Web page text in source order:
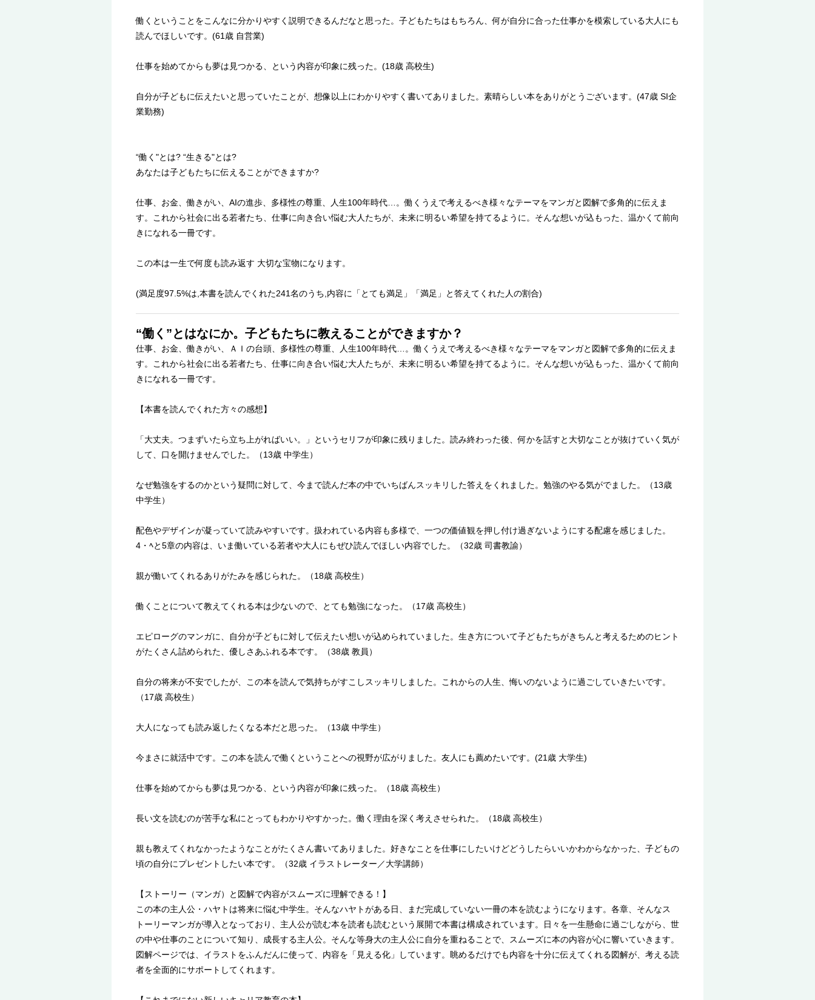
働くということをこんなに分かりやすく説明できるんだなと思った。子どもたちはもちろん、何が自分に合った仕事かを模索している大人にも
読んでほしいです。(61歳 自営業)
仕事を始めてからも夢は見つかる、という内容が印象に残った。(18歳 高校生)
自分が子どもに伝えたいと思っていたことが、想像以上にわかりやすく書いてありました。素晴らしい本をありがとうございます。(47歳 SI企
業勤務)
“働く"とは? “生きる"とは?
あなたは子どもたちに伝えることができますか?
仕事、お金、働きがい、AIの進歩、多様性の尊重、人生100年時代…。働くうえで考えるべき様々なテーマをマンガと図解で多角的に伝えま
す。これから社会に出る若者たち、仕事に向き合い悩む大人たちが、未来に明るい希望を持てるように。そんな想いが込もった、温かくて前向
きになれる一冊です。
この本は一生で何度も読み返す 大切な宝物になります。
(満足度97.5%は,本書を読んでくれた241名のうち,内容に「とても満足」「満足」と答えてくれた人の割合)
“働く”とはなにか。子どもたちに教えることができますか？
仕事、お金、働きがい、ＡＩの台頭、多様性の尊重、人生100年時代…。働くうえで考えるべき様々なテーマをマンガと図解で多角的に伝えま
す。これから社会に出る若者たち、仕事に向き合い悩む大人たちが、未来に明るい希望を持てるように。そんな想いが込もった、温かくて前向
きになれる一冊です。
【本書を読んでくれた方々の感想】
「大丈夫。つまずいたら立ち上がればいい。」というセリフが印象に残りました。読み終わった後、何かを話すと大切なことが抜けていく気が
して、口を開けませんでした。（13歳 中学生）
なぜ勉強をするのかという疑問に対して、今まで読んだ本の中でいちばんスッキリした答えをくれました。勉強のやる気がでました。（13歳
中学生）
配色やデザインが凝っていて読みやすいです。扱われている内容も多様で、一つの価値観を押し付け過ぎないようにする配慮を感じました。
4・ﾍと5章の内容は、いま働いている若者や大人にもぜひ読んでほしい内容でした。（32歳 司書教諭）
親が働いてくれるありがたみを感じられた。（18歳 高校生）
働くことについて教えてくれる本は少ないので、とても勉強になった。（17歳 高校生）
エピローグのマンガに、自分が子どもに対して伝えたい想いが込められていました。生き方について子どもたちがきちんと考えるためのヒント
がたくさん詰められた、優しさあふれる本です。（38歳 教員）
自分の将来が不安でしたが、この本を読んで気持ちがすこしスッキリしました。これからの人生、悔いのないように過ごしていきたいです。
（17歳 高校生）
大人になっても読み返したくなる本だと思った。（13歳 中学生）
今まさに就活中です。この本を読んで働くということへの視野が広がりました。友人にも薦めたいです。(21歳 大学生)
仕事を始めてからも夢は見つかる、という内容が印象に残った。（18歳 高校生）
長い文を読むのが苦手な私にとってもわかりやすかった。働く理由を深く考えさせられた。（18歳 高校生）
親も教えてくれなかったようなことがたくさん書いてありました。好きなことを仕事にしたいけどどうしたらいいかわからなかった、子どもの
頃の自分にプレゼントしたい本です。（32歳 イラストレーター／大学講師）
【ストーリー（マンガ）と図解で内容がスムーズに理解できる！】
この本の主人公・ハヤトは将来に悩む中学生。そんなハヤトがある日、まだ完成していない一冊の本を読むようになります。各章、そんなス
トーリーマンガが導入となっており、主人公が読む本を読者も読むという展開で本書は構成されています。日々を一生懸命に過ごしながら、世
の中や仕事のことについて知り、成長する主人公。そんな等身大の主人公に自分を重ねることで、スムーズに本の内容が心に響いていきます。
図解ページでは、イラストをふんだんに使って、内容を「見える化」しています。眺めるだけでも内容を十分に伝えてくれる図解が、考える読
者を全面的にサポートしてくれます。